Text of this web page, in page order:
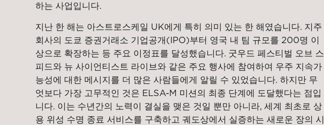
하는 사업입니다.
지난 한 해는 아스트로스케일 UK에게 특히 의미 있는 한 해였습니다. 지주
회사의 도쿄 증권거래소 기업공개(IPO)부터 영국 내 팀 규모를 200명 이
상으로 확장하는 등 주요 이정표를 달성했습니다. 굿우드 페스티벌 오브 스
피드와 뉴 사이언티스트 라이브와 같은 주요 행사에 참여하여 우주 지속가
능성에 대한 메시지를 더 많은 사람들에게 알릴 수 있었습니다. 하지만 무
엇보다 가장 고무적인 것은 ELSA-M 미션의 최종 단계에 도달했다는 점입
니다. 이는 수년간의 노력이 결실을 맺은 것일 뿐만 아니라, 세계 최초로 상
용 위성 수명 종료 서비스를 구축하고 궤도상에서 실증하는 새로운 장의 시